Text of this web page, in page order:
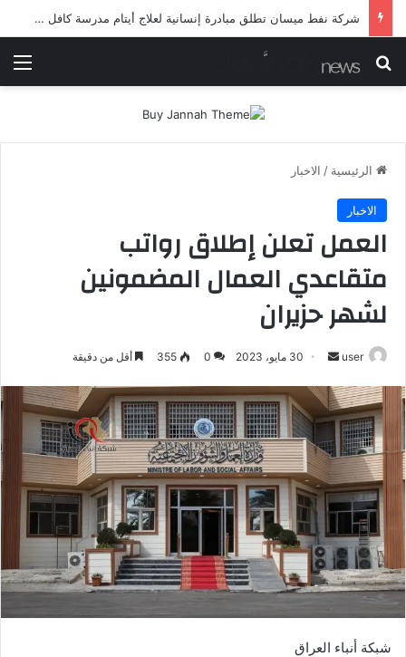
شرطة ميسان تلقي القبض على مطلقي العيارات النارية أثناء تشييع جنائزي في العمارة
بحث عن
الرئيسية / الاخبار
الاخبار
العمل تعلن إطلاق رواتب
متقاعدي العمال المضمونين
لشهر حزيران
user
أرسل
إلكترونيا
30 مايو، 2023 0
355 أقل من دقيقة
شبكة أنباء العراق